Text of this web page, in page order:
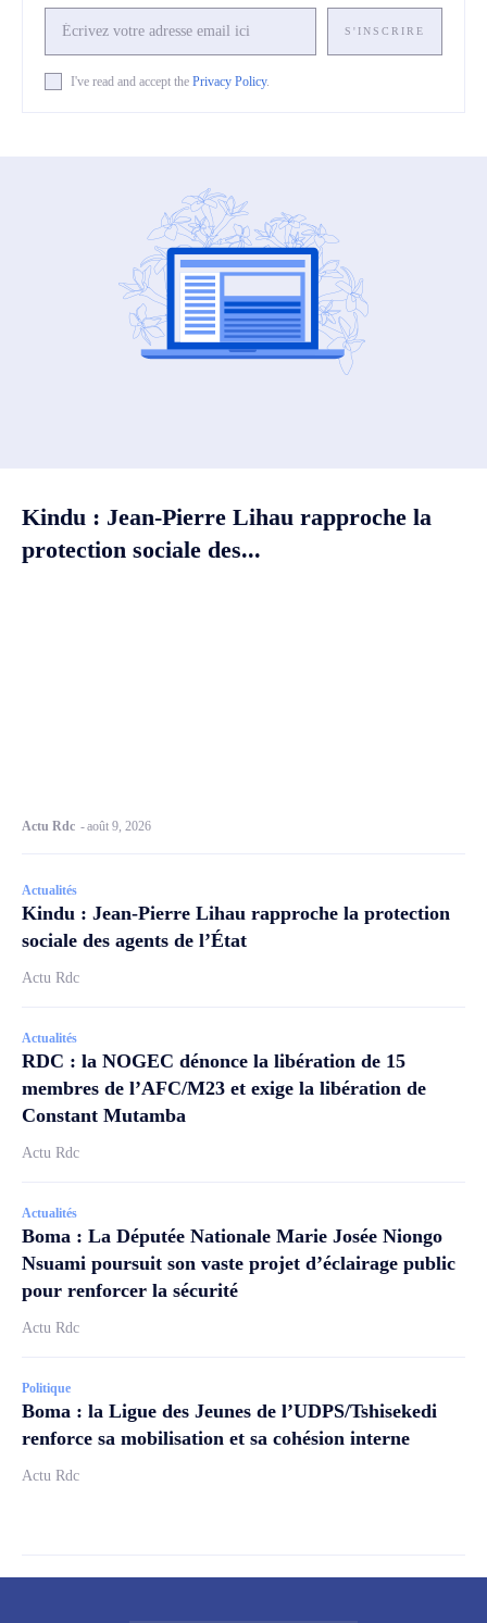
S'INSCRIRE
I've read and accept the Privacy Policy.
Kindu : Jean-Pierre Lihau rapproche la
protection sociale des...
Actu Rdc -août 9, 2026
Actualités
Kindu : Jean-Pierre Lihau rapproche la protection
sociale des agents de l’État
Actu Rdc
Actualités
RDC : la NOGEC dénonce la libération de 15
membres de l’AFC/M23 et exige la libération de
Constant Mutamba
Actu Rdc
Actualités
Boma : La Députée Nationale Marie Josée Niongo
Nsuami poursuit son vaste projet d’éclairage public
pour renforcer la sécurité
Actu Rdc
Politique
Boma : la Ligue des Jeunes de l’UDPS/Tshisekedi
renforce sa mobilisation et sa cohésion interne
Actu Rdc